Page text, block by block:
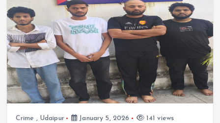
Crime , Udaipur January 5, 2026 141 views